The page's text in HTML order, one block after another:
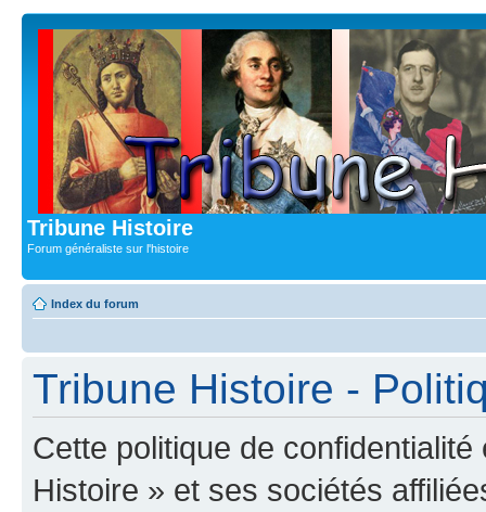
Tribune Histoire
Forum généraliste sur l'histoire
Index du forum
Tribune Histoire -
Cette politique de
Histoire » et ses sociétés